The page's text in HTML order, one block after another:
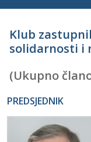
Klub
solidarnosti i
(Ukupno
PREDSJEDNIK